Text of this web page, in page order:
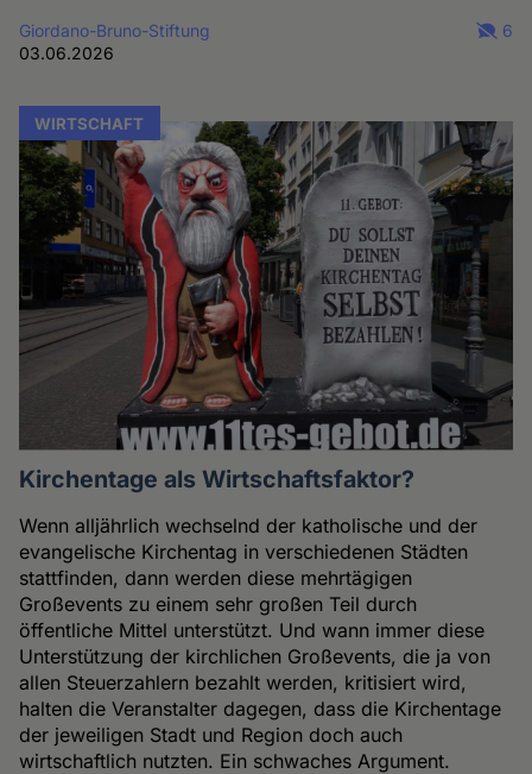
Giordano-Bruno-Stiftung
03.06.2026
6
WIRTSCHAFT
Kirchentage als Wirtschaftsfaktor?
Wenn alljährlich wechselnd der katholische und der
evangelische Kirchentag in verschiedenen Städten
stattfinden, dann werden diese mehrtägigen
Großevents zu einem sehr großen Teil durch
öffentliche Mittel unterstützt. Und wann immer diese
Unterstützung der kirchlichen Großevents, die ja von
allen Steuerzahlern bezahlt werden, kritisiert wird,
halten die Veranstalter dagegen, dass die Kirchentage
der jeweiligen Stadt und Region doch auch
wirtschaftlich nutzten. Ein schwaches Argument.